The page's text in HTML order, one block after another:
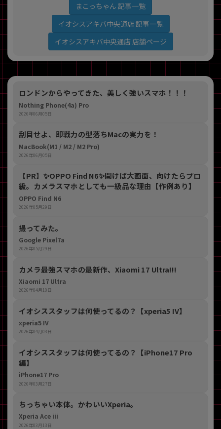
まこっちゃん 記事一覧
イオシスアキバ中央通店 記事一覧
イオシスアキバ中央通店 店舗ページ
ロンドンからやってきた、美しく強いスマホ！！！
Nothing Phone(4a) Pro
2026年06月05日
刮目せよ、即戦力の型落ちMacの実力を！
MacBook(M1 / M2 / M2 Pro)
2026年06月05日
【PR】​✨OPPO Find N6✨開けば大画面、向けたらプロ
級。カメラスマホとしても一級品な理由【作例あり】
OPPO Find N6
2026年05月29日
撮ってみた。
Google Pixel7a
2026年05月29日
カメラ最強スマホの最新作、Xiaomi 17 Ultra!!!
Xiaomi 17 Ultra
2026年04月10日
イオシススタッフは何使ってるの？【xperia5 IV】
xperia5 IV
2026年04月03日
イオシススタッフは何使ってるの？【iPhone17 Pro
編】
iPhone17 Pro
2026年03月27日
ちっちゃい本体。かわいいXperia。
Xperia Ace iii
2026年03月13日